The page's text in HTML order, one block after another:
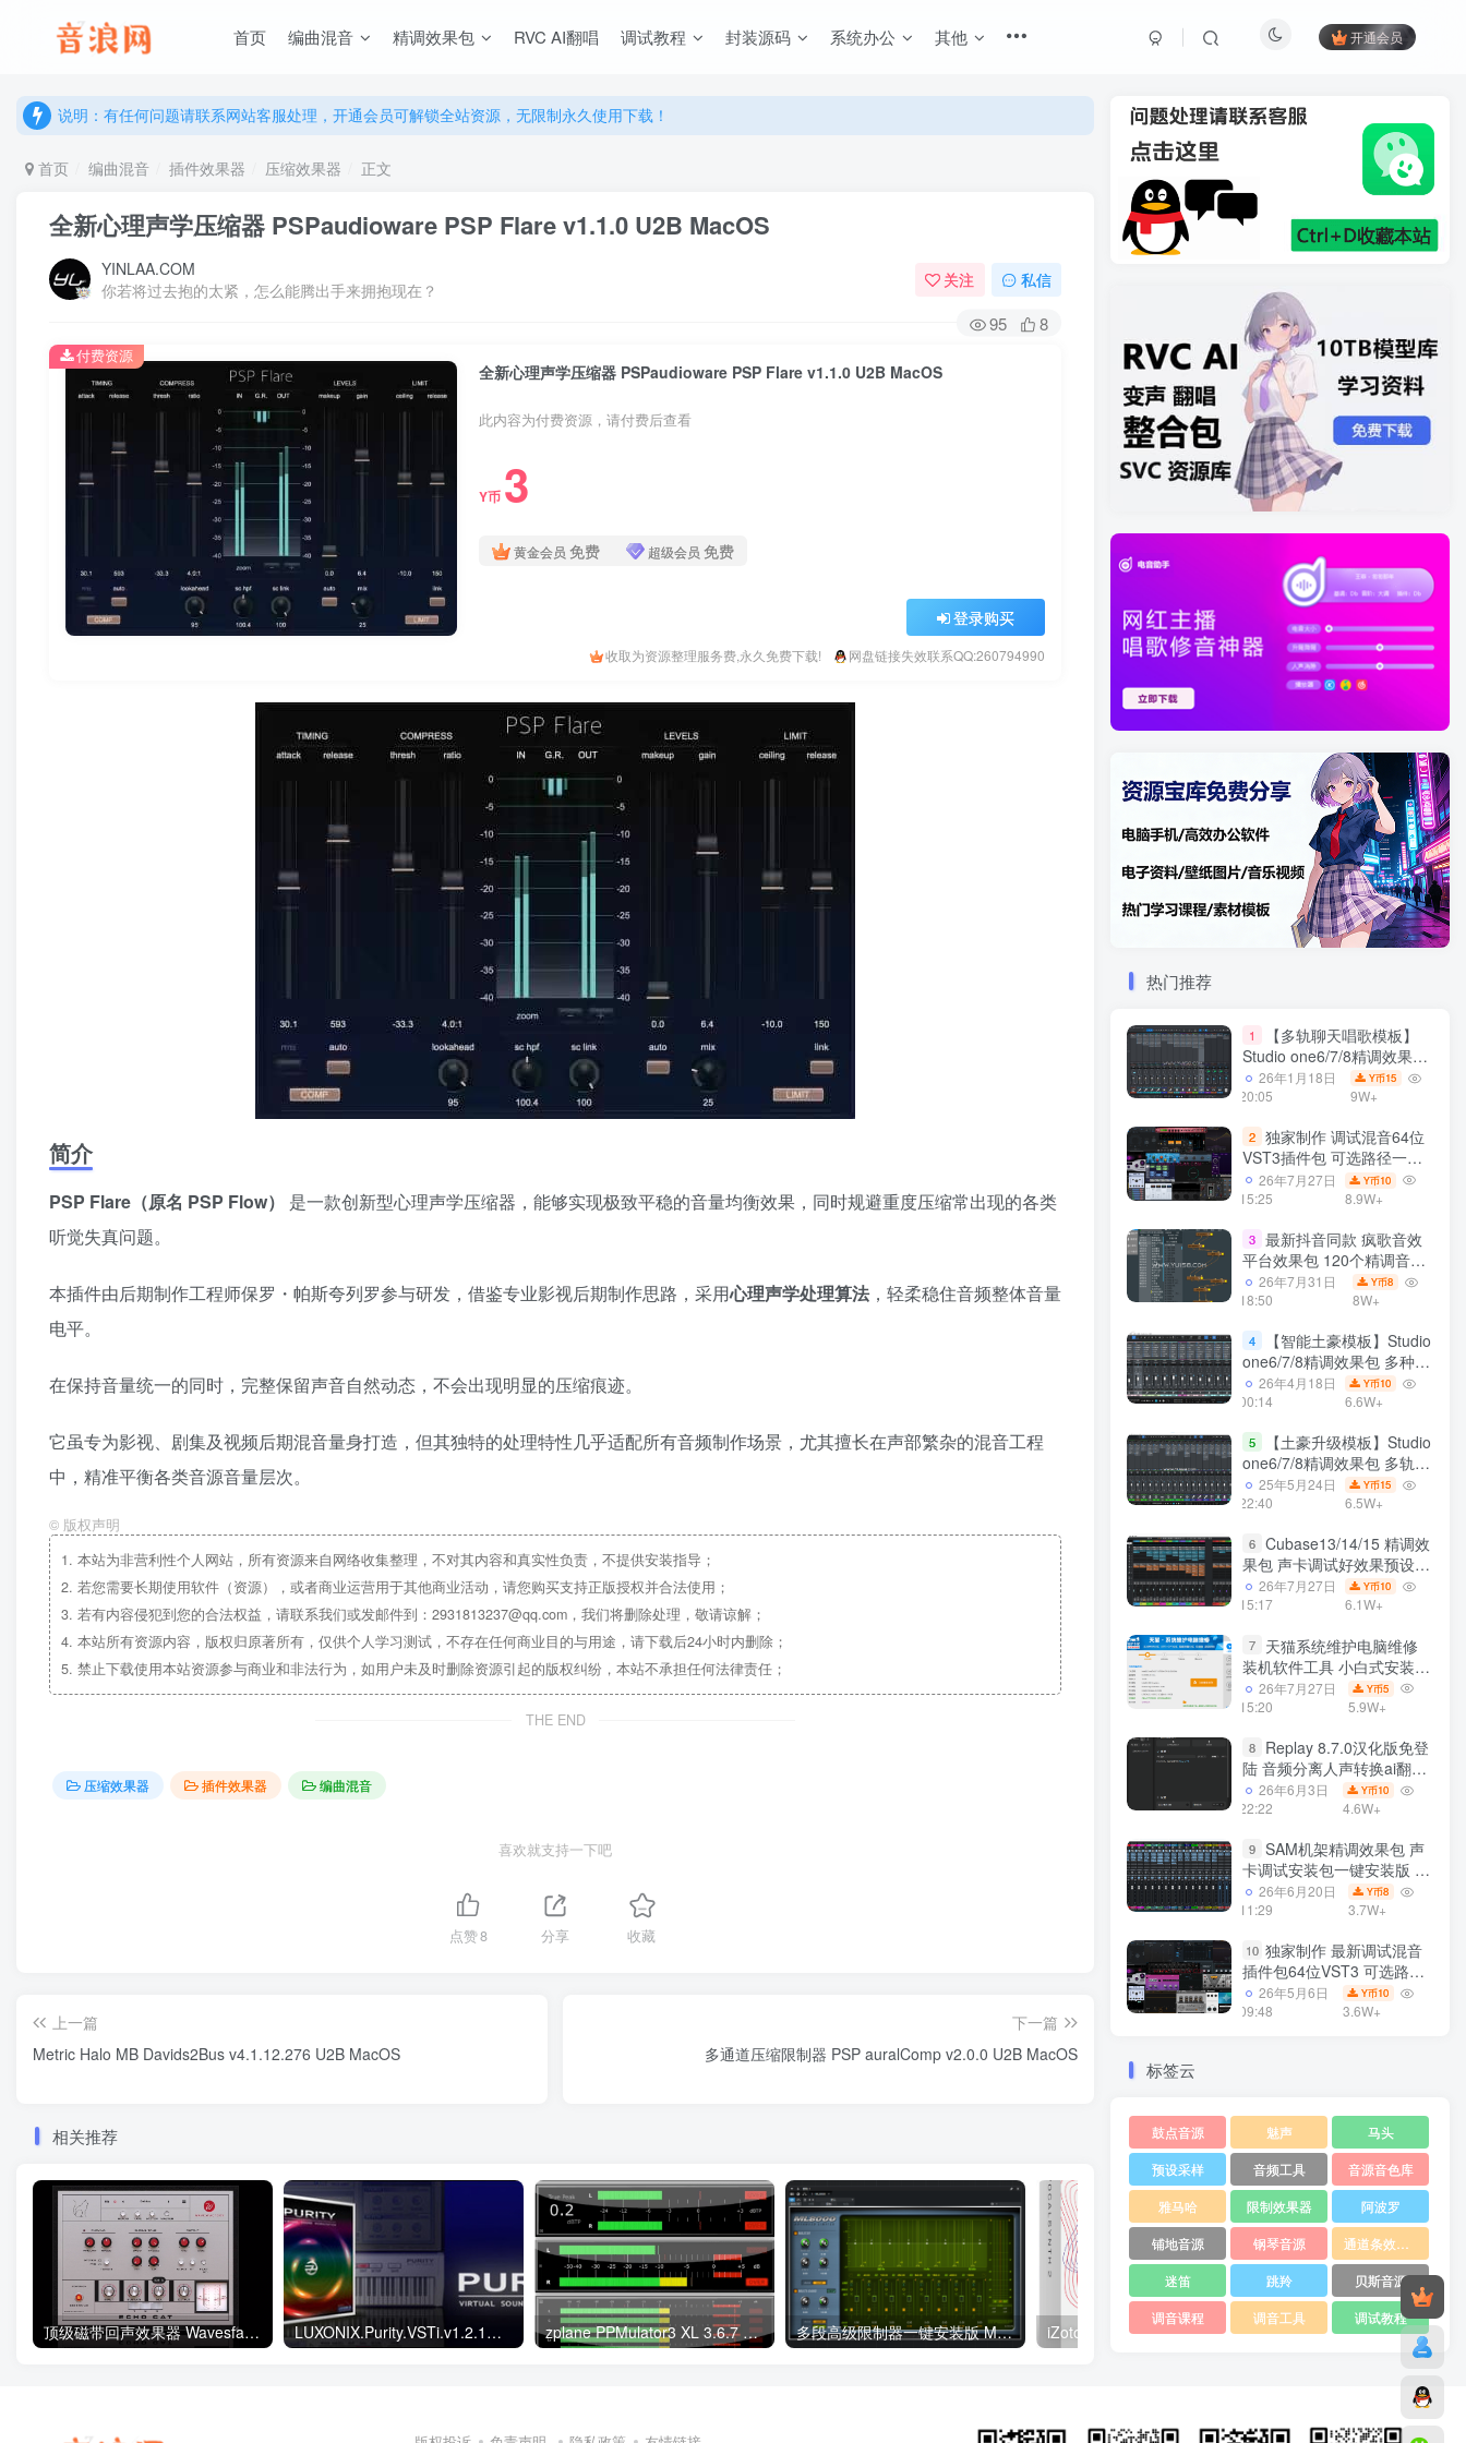
首页 编曲混音 精调效果包 RVC AI翻唱 调试教程 封装源码 系统办公 其他 开通会员
说明：有任何问题请联系网站客服处理，开通会员可解锁全站资源，无限制永久使用下载！
说明：有任何问题请联系网站客服处理，开通会员可解锁全站资源，无限制永久使用下载！
首页 编曲混音 插件效果器 压缩效果器 正文
全新心理声学压缩器 PSPaudioware PSP Flare v1.1.0 U2B MacOS
YINLAA.COM
你若将过去抱的太紧，怎么能腾出手来拥抱现在？
关注 私信
95 8
全新心理声学压缩器 PSPaudioware PSP Flare v1.1.0 U2B MacOS
此内容为付费资源，请付费后查看
Y币 3
黄金会员 免费 超级会员 免费
登录购买
收取为资源整理服务费,永久免费下载! 网盘链接失效联系QQ:260794990
付费资源
简介
PSP Flare（原名 PSP Flow）
是一款创新型心理声学压缩器，能够实现极致平稳的音量均衡效果，同时规避重度压缩常出现的各类
听觉失真问题。
本插件由后期制作工程师保罗・帕斯夸列罗参与研发，借鉴专业影视后期制作思路，采用心理声学处理算法 ，轻柔稳住音频整体音量
电平。
在保持音量统一的同时，完整保留声音自然动态，不会出现明显的压缩痕迹。
它虽专为影视、剧集及视频后期混音量身打造，但其独特的处理特性几乎适配所有音频制作场景，尤其擅长在声部繁杂的混音工程
中，精准平衡各类音源音量层次。
© 版权声明
1. 本站为非营利性个人网站，所有资源来自网络收集整理，不对其内容和真实性负责，不提供安装指导；
2. 若您需要长期使用软件（资源），或者商业运营用于其他商业活动，请您购买支持正版授权并合法使用；
3. 若有内容侵犯到您的合法权益，请联系我们或发邮件到：2931813237@qq.com，我们将删除处理，敬请谅解；
4. 本站所有资源内容，版权归原著所有，仅供个人学习测试，不存在任何商业目的与用途，请下载后24小时内删除；
5. 禁止下载使用本站资源参与商业和非法行为，如用户未及时删除资源引起的版权纠纷，本站不承担任何法律责任；
THE END
压缩效果器 插件效果器 编曲混音
喜欢就支持一下吧
点赞8 分享 收藏
上一篇
Metric Halo MB Davids2Bus v4.1.12.276 U2B MacOS
下一篇
多通道压缩限制器 PSP auralComp v2.0.0 U2B MacOS
相关推荐
顶级磁带回声效果器 Wavesfactory Echo Cat v1.0.2 WIN LUXONIX.Purity.VSTi.v1.2.1综合音源 Windows zplane PPMulator3 XL 3.6.7 WiN 多段高级限制器一键安装版 McDSP ML8000 WiN iZotope VocalSynth Pro 2.6.0 x64
热门推荐
1
【多轨聊天唱歌模板】
Studio one6/7/8精调效果包
多种效果模式 声卡调试好直
播预设模板
26年1月18日
20:05
Y币15
9W+
2 独家制作 调试混音64位
VST3插件包 可选路径一键
安装600个效果器合集v2.0
WiN 支持定制
26年7月27日
15:25
Y币10
8.9W+
3 最新抖音同款 疯歌音效
平台效果包 120个精调音效
包+软件自带170个音效
+600个插件 带安装教程全
26年7月31日
18:50
Y币8
8W+
4
【智能土豪模板】Studio
one6/7/8精调效果包 多种效
果模式可选 声卡调试好预设
模板 带插件全套文件
26年4月18日
00:14
Y币10
6.6W+
5
【土豪升级模板】Studio
one6/7/8精调效果包 多轨道
效果模式可选 声卡调试好预
设模板 带插件全套文件
25年5月24日
22:40
Y币15
6.5W+
6 Cubase13/14/15 精调效
果包 声卡调试好效果预设工
程模板 带插件全套文件
26年7月27日
15:17
Y币10
6.1W+
7
天猫系统维护电脑维修
装机软件工具 小白式安装
完全一键安装系统 电脑系统
装机软件 一键重装系统
26年7月27日
15:20
Y币5
5.9W+
8
Replay 8.7.0汉化版免登
陆 音频分离人声转换ai翻唱
支持50系显卡 一键安装
WiN
26年6月3日
22:22
Y币10
4.6W+
9 SAM机架精调效果包 声
卡调试安装包一键安装版 带
插件包预设效果文件
26年6月20日
11:29
Y币8
3.7W+
10 独家制作 最新调试混音
插件包64位VST3 可选路径
一键安装550个效果器合集
v3.0 WiN 支持定制
26年5月6日
09:48
Y币10
3.6W+
标签云
鼓点音源 魅声
马头
预设采样
音频工具
音源音色库
雅马哈
限制效果器
阿波罗
铺地音源
钢琴音源
通道条效果器
迷笛
跳羚
贝斯音源
调音课程
调音工具 调试教程